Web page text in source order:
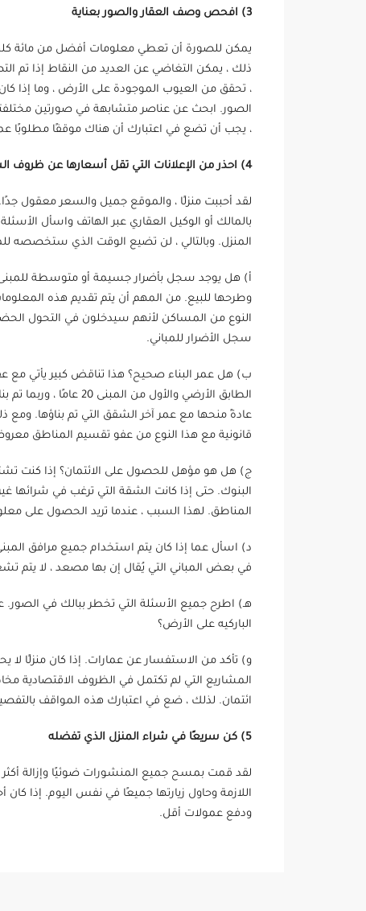
3) افحص وصف العقار والصور بعناية
يمكن للصورة أن تعطي معلومات أفضل من مائة
ذلك ، يمكن التغاضي عن العديد من النقاط إذا
، تحقق من العيوب الموجودة على الأرض ، وما إذا
الصور. ابحث عن عناصر متشابهة في صورتين
، يجب أن تضع في اعتبارك أن هناك موقفًا مطلوبًا
4) احذر من الإعلانات التي تقل أسعارها عن ظروف السوق
لقد أحببت منزلًا ، والموقع جميل والسعر معقول
بالمالك أو الوكيل العقاري عبر الهاتف واسأل
المنزل. وبالتالي ، لن تضيع الوقت الذي ستخصصه
أ) هل يوجد سجل بأضرار جسيمة أو متوسطة
وطرحها للبيع. من المهم أن يتم تقديم هذه
النوع من المساكن لأنهم سيدخلون في التحول
سجل الأضرار للمباني.
الطابق الأرضي
عادةً منحها مع عمر آخر الشقق التي تم بناؤها. ومع
قانونية مع هذا النوع من عفو ​​تقسيم المناطق
ج) هل هو مؤهل للحصول على الائتمان؟ إذا كنت
البنوك. حتى إذا كانت الشقة التي ترغب في
المناطق. لهذا السبب ، عندما تريد الحصول على
د) اسأل عما إذا كان يتم استخدام جميع مرافق
في بعض المباني التي يُقال إن بها مصعد ، لا يتم
هـ) اطرح جميع الأسئلة التي تخطر ببالك في
الباركيه على الأرض؟
و) تأكد من الاستفسار عن عمارات. إذا كان منزلًا
المشاريع التي لم تكتمل في الظروف الاقتصادية
ائتمان. لذلك ، ضع في اعتبارك هذه المواقف
5) كن سريعًا في شراء المنزل الذي تفضله
لقد قمت بمسح جميع المنشورات ضوئيًا وإزالة أكثر
اللازمة وحاول زيارتها جميعًا في نفس اليوم. إذا
ودفع عمولات أقل.